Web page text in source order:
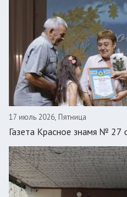
17 июль 2026, Пятница
Газета Красное знамя № 27